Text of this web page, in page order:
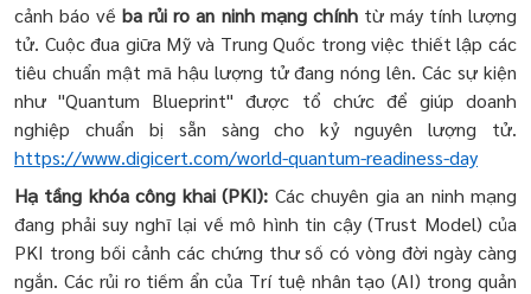
cảnh báo vềba rủi ro an ninh mạng chínhtừ máy tính lượng
tử. Cuộc đua giữa Mỹ và Trung Quốc trong việc thiết lập các
tiêu chuẩn mật mã hậu lượng tử đang nóng lên. Các sự kiện
như "Quantum Blueprint" được tổ chức để giúp doanh
nghiệp chuẩn bị sẵn sàng cho kỷ nguyên lượng tử.
https://www.digicert.com/world-quantum-readiness-day
Hạ tầng khóa công khai (PKI): Các chuyên gia an ninh mạng
đang phải suy nghĩ lại về mô hình tin cậy (Trust Model) của
PKI trong bối cảnh các chứng thư số có vòng đời ngày càng
ngắn. Các rủi ro tiềm ẩn của Trí tuệ nhân tạo (AI) trong quản